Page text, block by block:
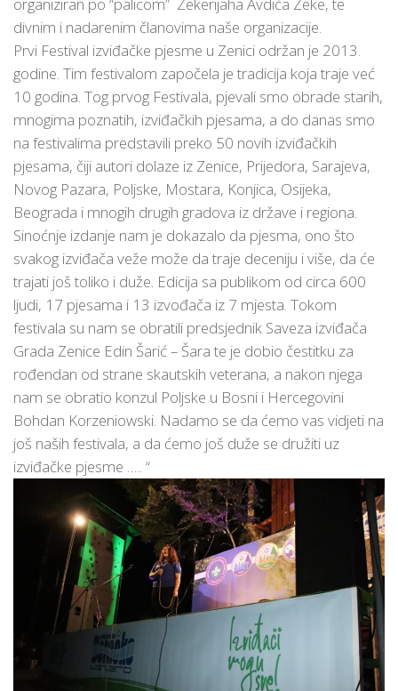
divnim i nadarenim članovima naše organizacije.
Prvi Festival izviđačke pjesme u Zenici održan je 2013.
godine. Tim festivalom započela je tradicija koja traje već
10 godina. Tog prvog Festivala, pjevali smo obrade starih,
mnogima poznatih, izviđačkih pjesama, a do danas smo
na festivalima predstavili preko 50 novih izviđačkih
pjesama, čiji autori dolaze iz Zenice, Prijedora, Sarajeva,
Novog Pazara, Poljske, Mostara, Konjica, Osijeka,
Beograda i mnogih drugih gradova iz države i regiona.
Sinoćnje izdanje nam je dokazalo da pjesma, ono što
svakog izviđača veže može da traje deceniju i više, da će
trajati još toliko i duže. Edicija sa publikom od circa 600
ljudi, 17 pjesama i 13 izvođača iz 7 mjesta. Tokom
festivala su nam se obratili predsjednik Saveza izviđača
Grada Zenice Edin Šarić – Šara te je dobio čestitku za
rođendan od strane skautskih veterana, a nakon njega
nam se obratio konzul Poljske u Bosni i Hercegovini
Bohdan Korzeniowski. Nadamo se da ćemo vas vidjeti na
još naših festivala, a da ćemo još duže se družiti uz
izviđačke pjesme ….. “